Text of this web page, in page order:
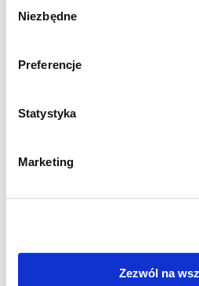
zgody
Niezbędne
Preferencje
Statystyka
Marketing
Zezwól na
Przepis podaję za Kiką,
że mnie zamiast 14
1 marchewka
7-8 arkuszy papieru
mała cebulka
ząbek czosnku